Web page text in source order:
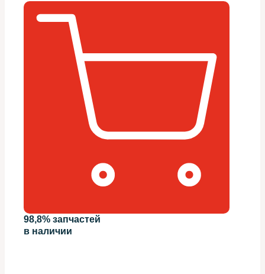
98,8% запчастей
в наличии